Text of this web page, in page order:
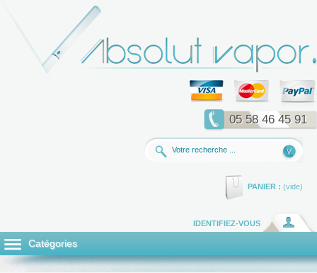
05 58 46 45 91
PANIER : (vide)
IDENTIFIEZ-VOUS
Catégories